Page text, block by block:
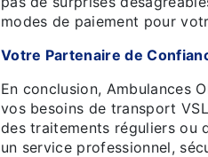
modes de paiement pour
Votre Partenaire de
En conclusion, Ambulances
vos besoins de transport
des traitements réguliers ou
un service professionnel,